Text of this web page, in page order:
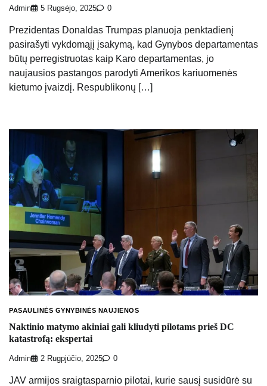
Admin 5 Rugsėjo, 2025 0
Prezidentas Donaldas Trumpas planuoja penktadienį
pasirašyti vykdomąjį įsakymą, kad Gynybos departamentas
būtų perregistruotas kaip Karo departamentas, jo
naujausios pastangos parodyti Amerikos kariuomenės
kietumo įvaizdį. Respublikonų […]
PASAULINĖS GYNYBINĖS NAUJIENOS
Naktinio matymo akiniai gali kliudyti pilotams prieš DC
katastrofą: ekspertai
Admin 2 Rugpjūčio, 2025 0
JAV armijos sraigtasparnio pilotai, kurie sausį susidūrė su